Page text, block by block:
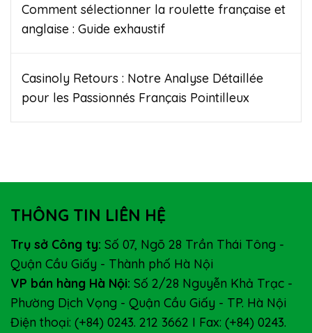
Comment sélectionner la roulette française et
anglaise : Guide exhaustif
Casinoly Retours : Notre Analyse Détaillée
pour les Passionnés Français Pointilleux
THÔNG TIN LIÊN HỆ
Trụ sở Công ty: Số 07, Ngõ 28 Trần Thái Tông -
Quận Cầu Giấy - Thành phố Hà Nội
VP bán hàng Hà Nội: Số 2/28 Nguyễn Khả Trạc -
Phường Dịch Vọng - Quận Cầu Giấy - TP. Hà Nội
Điện thoại: (+84) 0243. 212 3662 I Fax: (+84) 0243.